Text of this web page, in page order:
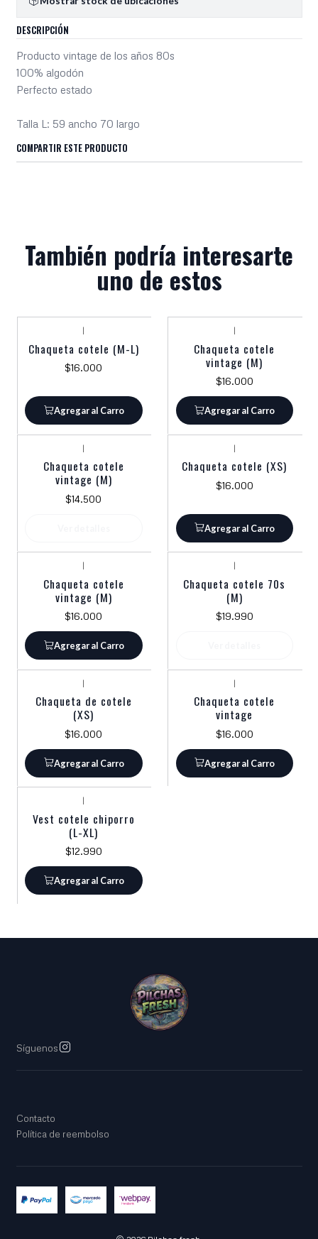
DESCRIPCIÓN
Producto vintage de los años 80s
100% algodón
Perfecto estado
Talla L: 59 ancho 70 largo
COMPARTIR ESTE PRODUCTO
También podría interesarte
uno de estos
|
Chaqueta cotele (M-L)
$16.000
Agregar al Carro
|
Chaqueta cotele
vintage (M)
$16.000
Agregar al Carro
|
Chaqueta cotele
vintage (M)
$14.500
|
Chaqueta cotele (XS)
$16.000
Agregar al Carro
|
Chaqueta cotele
vintage (M)
$16.000
Agregar al Carro
|
Chaqueta cotele 70s
(M)
$19.990
|
Chaqueta de cotele
(XS)
$16.000
Agregar al Carro
|
Chaqueta cotele
vintage
$16.000
Agregar al Carro
|
Vest cotele chiporro
(L-XL)
$12.990
Agregar al Carro
Síguenos
Contacto
Política de reembolso